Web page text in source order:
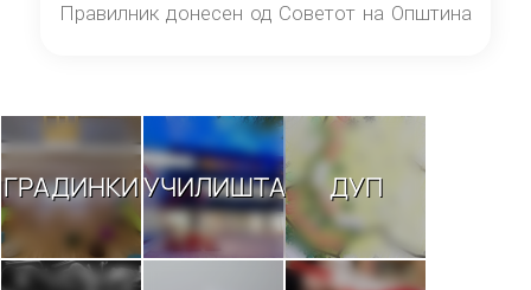
Правилник донесен од Советот на Општина
ГРАДИНКИУЧИЛИШТА ДУП